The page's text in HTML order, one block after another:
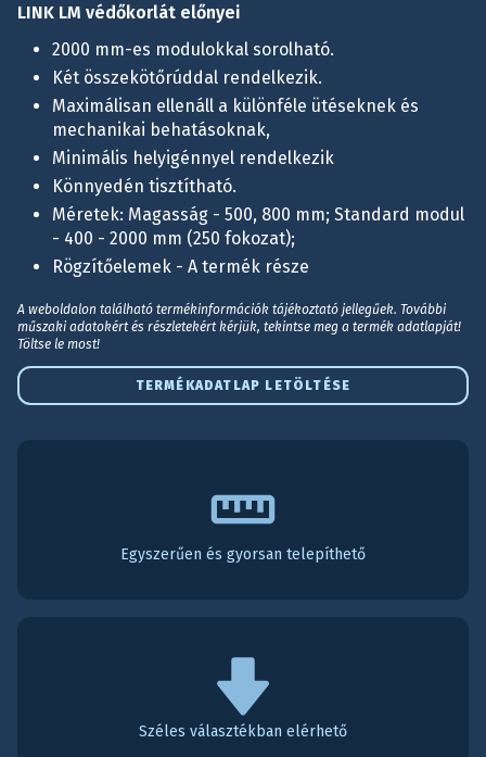
LINK LM védőkorlát előnyei
2000 mm-es modulokkal sorolható.
Két összekötőrúddal rendelkezik.
Maximálisan ellenáll a különféle ütéseknek és
mechanikai behatásoknak,
Minimális helyigénnyel rendelkezik
Könnyedén tisztítható.
Méretek: Magasság - 500, 800 mm; Standard modul
- 400 - 2000 mm (250 fokozat);
Rögzítőelemek - A termék része
A weboldalon található termékinformációk tájékoztató jellegűek. További
műszaki adatokért és részletekért kérjük, tekintse meg a termék adatlapját!
Töltse le most!
TERMÉKADATLAP LETÖLTÉSE
Egyszerűen és gyorsan telepíthető
Széles választékban elérhető